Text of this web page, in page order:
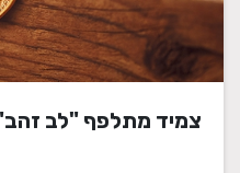
צמיד מתלפף "לב